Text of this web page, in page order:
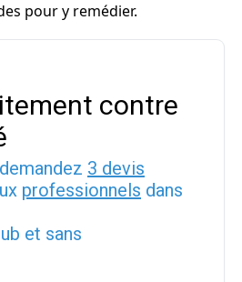
pour y remédier.
contre
3 devis
professionnels dans
et sans